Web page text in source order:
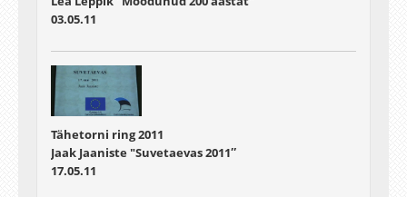
03.05.11
Tähetorni ring 2011
Jaak Jaaniste "Suvetaevas 2011″
17.05.11